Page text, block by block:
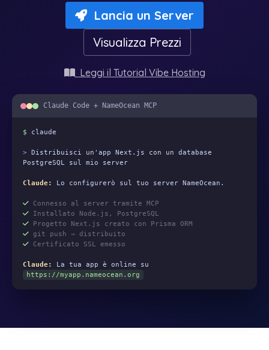
Lancia un Server
Visualizza Prezzi
Leggi il Tutorial Vibe Hosting
Claude Code + NameOcean MCP
$ claude
> Distribuisci un'app Next.js con un database
PostgreSQL sul mio server
Claude: Lo configurerò sul tuo server NameOcean.
Connesso al server tramite MCP
Installato Node.js, PostgreSQL
Progetto Next.js creato con Prisma ORM
git push → distribuito
Certificato SSL emesso
Claude:
La tua app è online su
https://myapp.nameocean.org